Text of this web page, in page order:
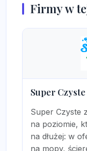
Firmy w
Super Czyste
Super Czyste
na poziomie,
na dłużej: w
na mopy,